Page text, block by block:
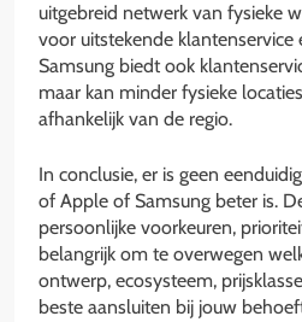
uitgebreid netwerk van fysieke
voor uitstekende klantenservice
Samsung biedt ook
maar kan minder fysieke
afhankelijk van de regio.
In conclusie, er is geen
of Apple of Samsung beter is.
persoonlijke voorkeuren,
belangrijk om te overwegen
ontwerp, ecosysteem,
beste aansluiten bij jouw